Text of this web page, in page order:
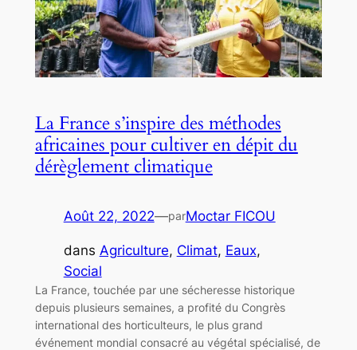
La France s’inspire des méthodes
africaines pour cultiver en dépit du
dérèglement climatique
Août 22, 2022—parMoctar FICOU
dans Agriculture, Climat, Eaux
Social
La France, touchée par une sécheresse historique
depuis plusieurs semaines, a profité du Congrès
international des horticulteurs, le plus grand
événement mondial consacré au végétal spécialisé, de